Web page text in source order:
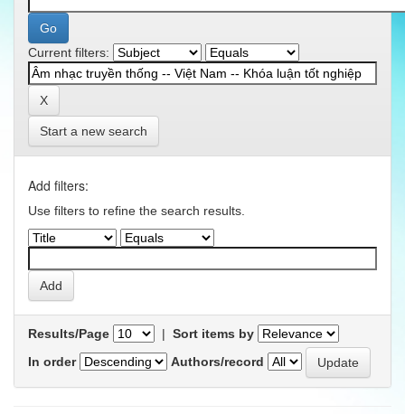
Current filters:
Start a new search
Add filters:
Use filters to refine the search results.
Results/Page | Sort items by
In order
Authors/record